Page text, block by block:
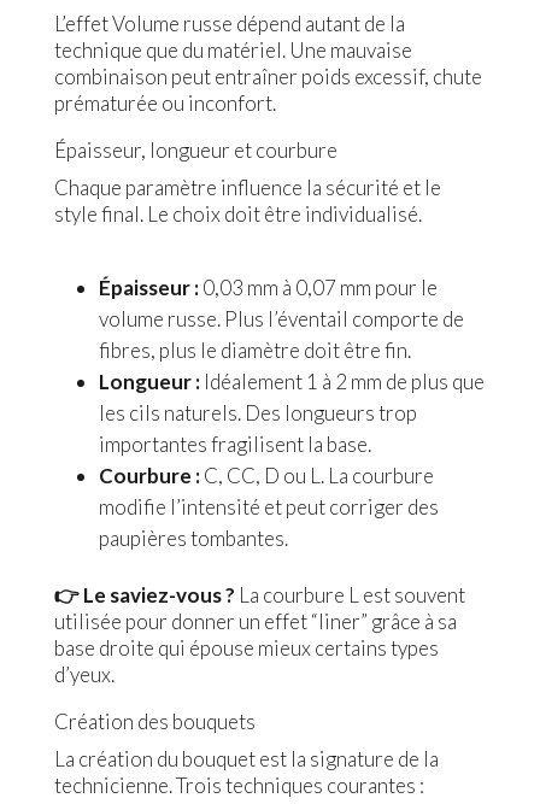
L’effet Volume russe dépend autant de la
technique que du matériel. Une mauvaise
combinaison peut entraîner poids excessif, chute
prématurée ou inconfort.
Épaisseur, longueur et courbure
Chaque paramètre influence la sécurité et le
style final. Le choix doit être individualisé.
Épaisseur :0,03 mm à 0,07 mm pour le
volume russe. Plus l’éventail comporte de
fibres, plus le diamètre doit être fin.
Longueur :Idéalement 1 à 2 mm de plus que
les cils naturels. Des longueurs trop
importantes fragilisent la base.
Courbure :C, CC, D ou L. La courbure
modifie l’intensité et peut corriger des
paupières tombantes.
👉 Le saviez-vous ? La courbure L est souvent
utilisée pour donner un effet “liner” grâce à sa
base droite qui épouse mieux certains types
d’yeux.
Création des bouquets
La création du bouquet est la signature de la
technicienne. Trois techniques courantes :